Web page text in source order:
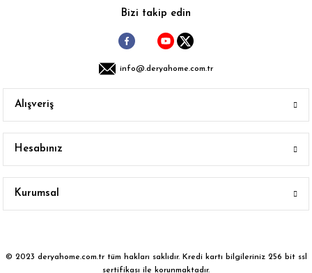
Gönder
Bizi takip edin
info@.deryahome.com.tr
Alışveriş
Hesabınız
Kurumsal
© 2023 deryahome.com.tr tüm hakları saklıdır. Kredi kartı bilgileriniz 256 bit ssl
sertifikası ile korunmaktadır.